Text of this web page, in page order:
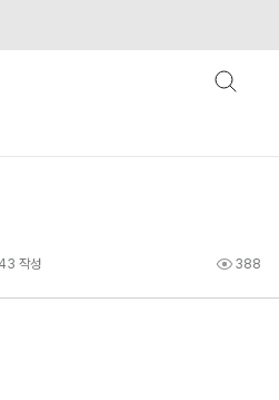
작성 388